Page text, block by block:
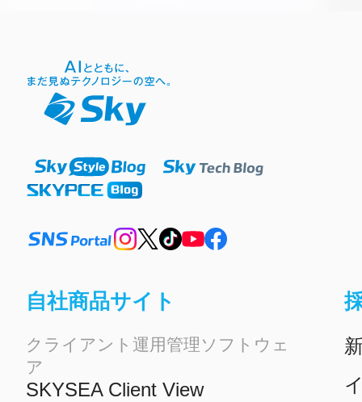
自社商品サイト
クライアント運用管理ソフトウェ
ア
SKYSEA Client View